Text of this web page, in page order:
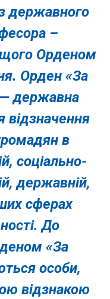
державного
–
Орденом
Орден «За
— державна
відзначення
в
соціально-
державній,
сферах
До
«За
особи,
відзнакою